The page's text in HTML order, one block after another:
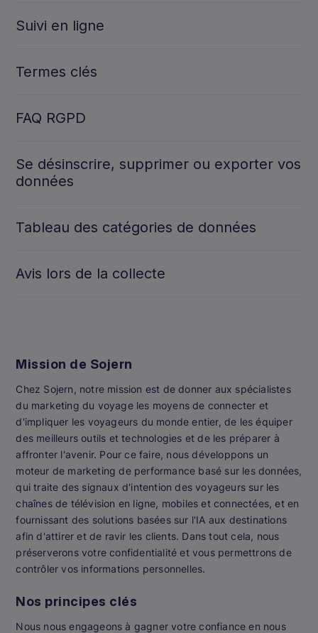
Suivi en ligne
Termes clés
FAQ RGPD
Se désinscrire, supprimer ou exporter vos
données
Tableau des catégories de données
Avis lors de la collecte
Mission de Sojern
Chez Sojern, notre mission est de donner aux spécialistes
du marketing du voyage les moyens de connecter et
d'impliquer les voyageurs du monde entier, de les équiper
des meilleurs outils et technologies et de les préparer à
affronter l'avenir. Pour ce faire, nous développons un
moteur de marketing de performance basé sur les données,
qui traite des signaux d'intention des voyageurs sur les
chaînes de télévision en ligne, mobiles et connectées, et en
fournissant des solutions basées sur l'IA aux destinations
afin d'attirer et de ravir les clients. Dans tout cela, nous
préserverons votre confidentialité et vous permettrons de
contrôler vos informations personnelles.
Nos principes clés
Nous nous engageons à gagner votre confiance en nous